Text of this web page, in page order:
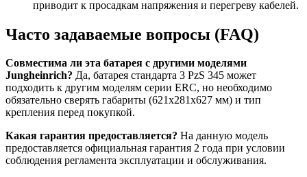
приводит к просадкам напряжения и перегреву кабелей.
Часто задаваемые вопросы (FAQ)
Совместима ли эта батарея с другими моделями
Jungheinrich? Да, батарея стандарта 3 PzS 345 может
подходить к другим моделям серии ERC, но необходимо
обязательно сверять габариты (621x281x627 мм) и тип
крепления перед покупкой.
Какая гарантия предоставляется? На данную модель
предоставляется официальная гарантия 2 года при условии
соблюдения регламента эксплуатации и обслуживания.